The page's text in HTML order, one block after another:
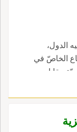
إليه الدول،
الخاصّ في
مقابل
المستثمر
بإعادة